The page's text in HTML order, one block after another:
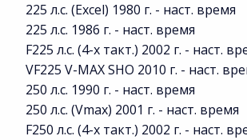
225 л.с. (Excel) 1980 г. - наст. время
225 л.с. 1986 г. - наст. время
F225 л.с. (4-х такт.) 2002 г. - наст.
VF225 V-MAX SHO 2010 г. - наст.
250 л.с. 1990 г. - наст. время
250 л.с. (Vmax) 2001 г. - наст. время
F250 л.с. (4-х такт.) 2002 г. - наст.